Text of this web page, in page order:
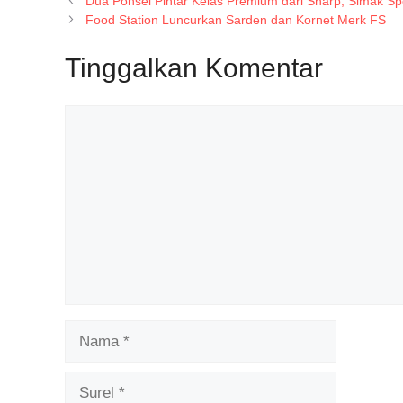
Food Station Luncurkan Sarden dan Kornet Merk FS
Tinggalkan Komentar